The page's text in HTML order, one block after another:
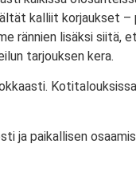
kalliit korjaukset
rännien lisäksi siitä,
tarjouksen kera.
paikallisen